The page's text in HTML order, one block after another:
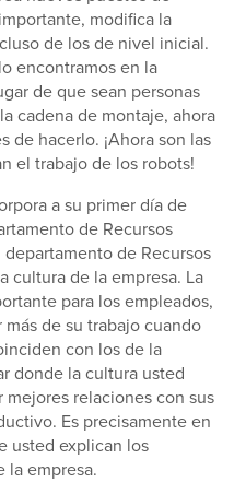
modifica la
de los de nivel inicial.
encontramos en la
de que sean personas
cadena de montaje, ahora
de hacerlo. ¡Ahora son las
el trabajo de los robots!
a su primer día de
de Recursos
de Recursos
cultura de la empresa. La
para los empleados,
de su trabajo cuando
con los de la
donde la cultura usted
relaciones con sus
Es precisamente en
usted explican los
la empresa.